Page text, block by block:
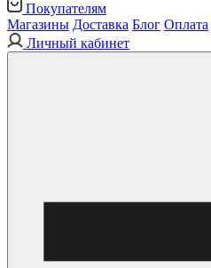
Покупателям
Магазины Доставка Блог Оплата
Личный кабинет